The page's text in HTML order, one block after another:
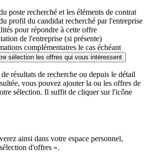
poste recherché et les éléments de contrat
profil du candidat recherché par l'entreprise
pour répondre à cette offre
de l'entreprise (si présente)
complémentaires le cas échéant
sélection les offres qui vous intéressent
résultats de recherche ou depuis le détail
vous pouvez ajouter la ou les offres de
sélection. Il suffit de cliquer sur l'icône
ainsi dans votre espace personnel,
d'offres ».